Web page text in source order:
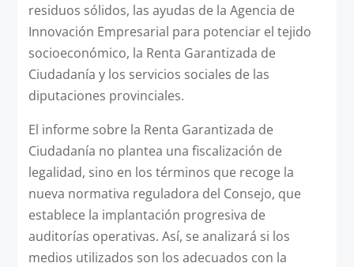
residuos sólidos, las ayudas de la Agencia de
Innovación Empresarial para potenciar el tejido
socioeconómico, la Renta Garantizada de
Ciudadanía y los servicios sociales de las
diputaciones provinciales.
El informe sobre la Renta Garantizada de
Ciudadanía no plantea una fiscalización de
legalidad, sino en los términos que recoge la
nueva normativa reguladora del Consejo, que
establece la implantación progresiva de
auditorías operativas. Así, se analizará si los
medios utilizados son los adecuados con la